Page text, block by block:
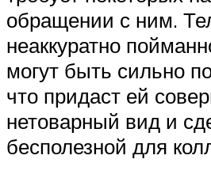
обращении с ним.
неаккуратно
могут быть сильно
что придаст ей
нетоварный вид и
бесполезной для